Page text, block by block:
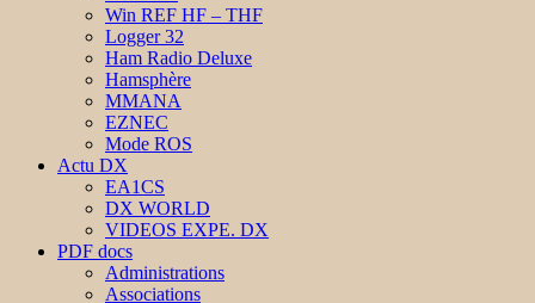
Win REF HF – THF
Logger 32
Ham Radio Deluxe
Hamsphère
MMANA
EZNEC
Mode ROS
Actu DX
EA1CS
DX WORLD
VIDEOS EXPE. DX
PDF docs
Administrations
Associations